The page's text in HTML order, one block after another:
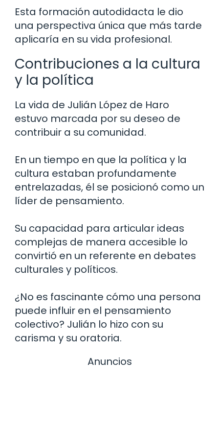
Esta formación autodidacta le dio
una perspectiva única que más tarde
aplicaría en su vida profesional.
Contribuciones a la cultura
y la política
La vida de Julián López de Haro
estuvo marcada por su deseo de
contribuir a su comunidad.
En un tiempo en que la política y la
cultura estaban profundamente
entrelazadas, él se posicionó como un
líder de pensamiento.
Su capacidad para articular ideas
complejas de manera accesible lo
convirtió en un referente en debates
culturales y políticos.
¿No es fascinante cómo una persona
puede influir en el pensamiento
colectivo? Julián lo hizo con su
carisma y su oratoria.
Anuncios